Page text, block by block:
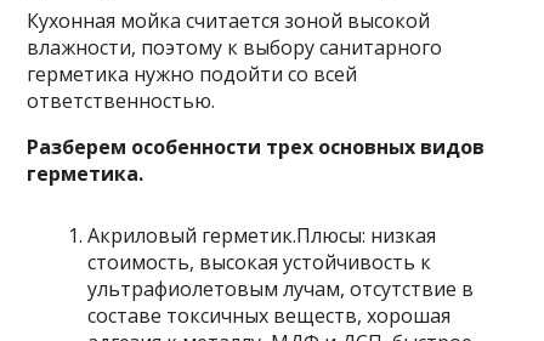
Кухонная мойка считается зоной высокой
влажности, поэтому к выбору санитарного
герметика нужно подойти со всей
ответственностью.
Разберем особенности трех основных видов
герметика.
Акриловый герметик.Плюсы: низкая
стоимость, высокая устойчивость к
ультрафиолетовым лучам, отсутствие в
составе токсичных веществ, хорошая